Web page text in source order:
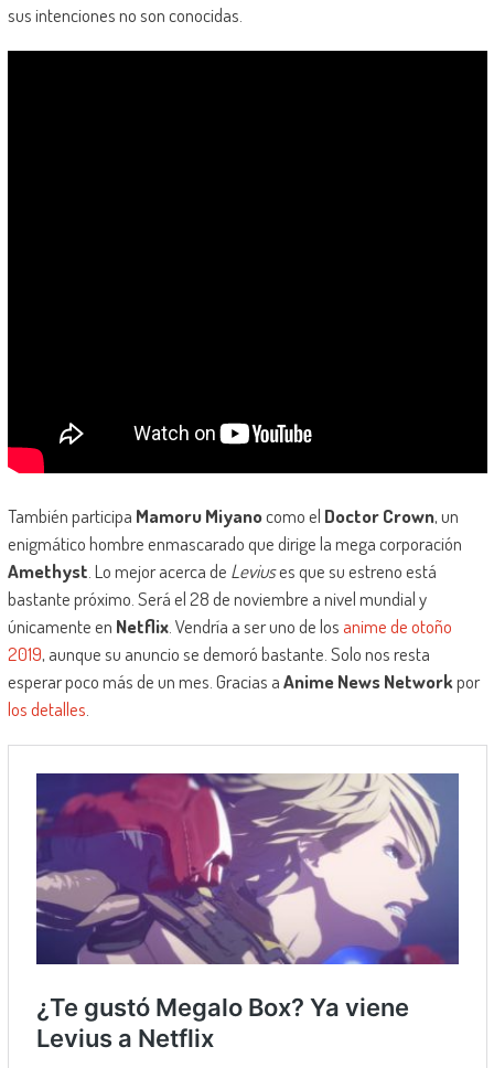
sus intenciones no son conocidas.
También participa Mamoru Miyanocomo el Doctor Crown, un
enigmático hombre enmascarado que dirige la mega corporación
Amethyst . Lo mejor acerca de Leviuses que su estreno está
bastante próximo. Será el 28 de noviembre a nivel mundial y
únicamente en Netflix. Vendría a ser uno de los anime de otoño
2019, aunque su anuncio se demoró bastante. Solo nos resta
esperar poco más de un mes. Gracias aAnime News Networkpor
los detalles